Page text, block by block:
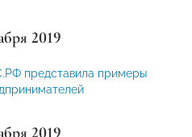
2019
представила примеры